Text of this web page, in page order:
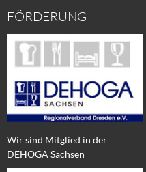
FÖRDERUNG
Wir sind Mitglied in der
DEHOGA Sachsen